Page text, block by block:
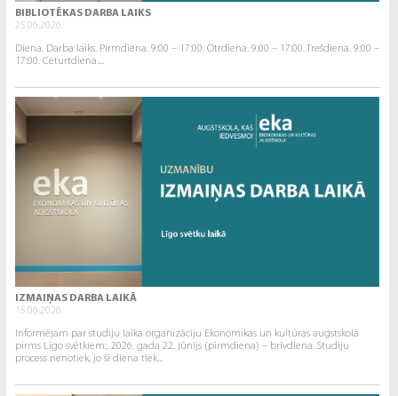
BIBLIOTĒKAS DARBA LAIKS
25.06.2026.
Diena. Darba laiks. Pirmdiena. 9:00 – 17:00. Otrdiena. 9:00 – 17:00. Trešdiena. 9:00 –
17:00. Ceturtdiena....
IZMAIŅAS DARBA LAIKĀ
15.06.2026.
Informējam par studiju laika organizāciju Ekonomikas un kultūras augstskolā
pirms Līgo svētkiem:. 2026. gada 22. jūnijs (pirmdiena) – brīvdiena. Studiju
process nenotiek, jo šī diena tiek...